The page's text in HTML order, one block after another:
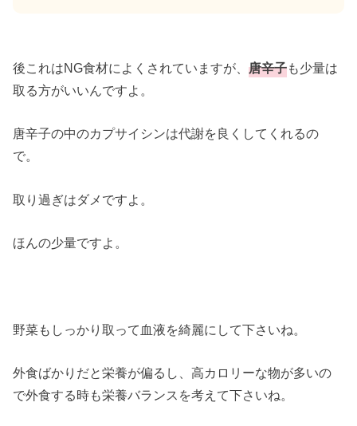
後これはNG食材によくされていますが、唐辛子も少量は
取る方がいいんですよ。
唐辛子の中のカプサイシンは代謝を良くしてくれるの
で。
取り過ぎはダメですよ。
ほんの少量ですよ。
野菜もしっかり取って血液を綺麗にして下さいね。
外食ばかりだと栄養が偏るし、高カロリーな物が多いの
で外食する時も栄養バランスを考えて下さいね。